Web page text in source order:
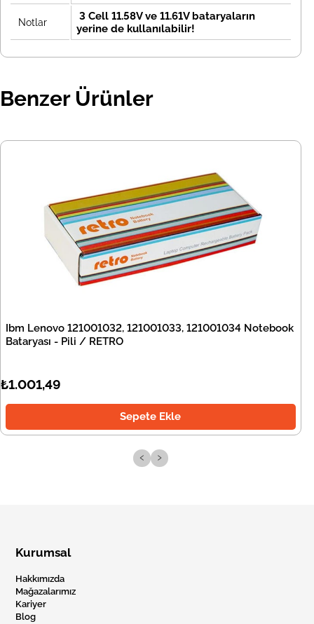
Notlar
3 Cell 11.58V ve 11.61V bataryaların
yerine de kullanılabilir!
Benzer Ürünler
Ibm Lenovo 121001032, 121001033, 121001034 Notebook
Bataryası - Pili / RETRO
₺1.001,49
Sepete Ekle
‹ ›
Kurumsal
Hakkımızda
Mağazalarımız
Kariyer
Blog